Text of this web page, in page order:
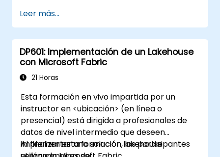
capas de Almacén de Datos y Modelo
Semántico.
Diseñar y publicar paneles interactivos
con Power BI en Fabric.
Leer más...
DP601: Implementación de un Lakehouse
con Microsoft Fabric
21 Horas
Esta formación en vivo impartida por un
instructor en <ubicación> (en línea o
presencial) está dirigida a profesionales de
datos de nivel intermedio que deseen
implementar una solución lakehouse
Al finalizar esta formación, los participantes